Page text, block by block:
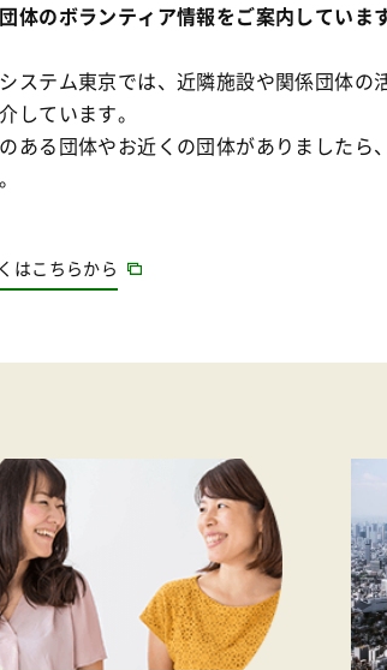
体のボランティア情報をご案内していま
ステム東京では、近隣施設や関係団体の
しています。
ある団体やお近くの団体がありましたら
はこちらから